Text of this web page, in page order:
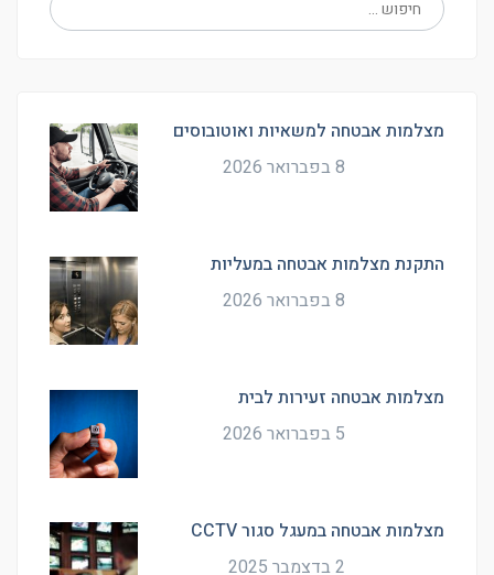
מצלמות אבטחה למשאיות ואוטובוסים
8 בפברואר 2026
התקנת מצלמות אבטחה במעליות
8 בפברואר 2026
מצלמות אבטחה זעירות לבית
5 בפברואר 2026
מצלמות אבטחה במעגל סגור CCTV
2 בדצמבר 2025